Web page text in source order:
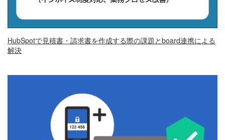
HubSpotで見積書・請求書を作成する際の課題とboard連携による
解決